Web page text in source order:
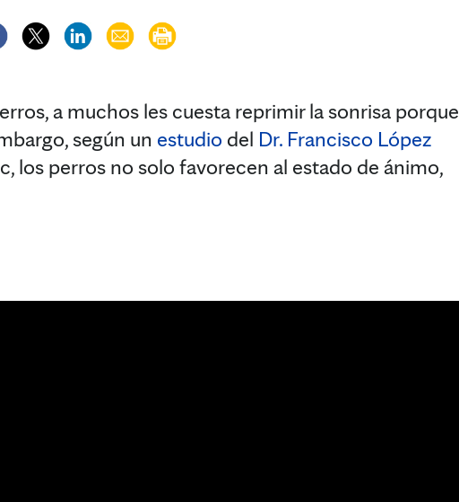
a muchos les cuesta reprimir la sonrisa porque
según un estudio del Dr. Francisco López
los perros no solo favorecen al estado de ánimo,